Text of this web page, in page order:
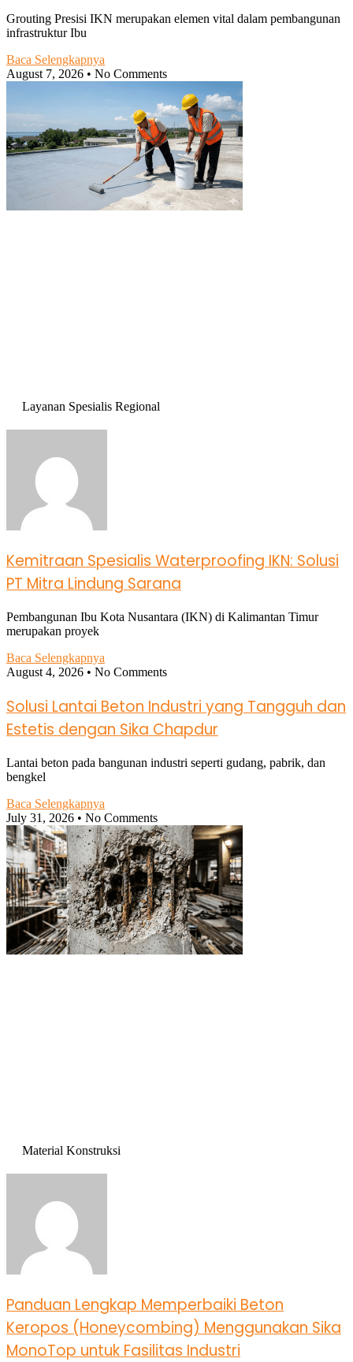
Grouting Presisi IKN merupakan elemen vital dalam pembangunan
infrastruktur Ibu
Baca Selengkapnya
August 7, 2026
No Comments
Layanan Spesialis Regional
Kemitraan Spesialis Waterproofing IKN: Solusi
PT Mitra Lindung Sarana
Pembangunan Ibu Kota Nusantara (IKN) di Kalimantan Timur
merupakan proyek
Baca Selengkapnya
August 4, 2026
No Comments
Solusi Lantai Beton Industri yang Tangguh dan
Estetis dengan Sika Chapdur
Lantai beton pada bangunan industri seperti gudang, pabrik, dan
bengkel
Baca Selengkapnya
July 31, 2026
No Comments
Material Konstruksi
Panduan Lengkap Memperbaiki Beton
Keropos (Honeycombing) Menggunakan Sika
MonoTop untuk Fasilitas Industri